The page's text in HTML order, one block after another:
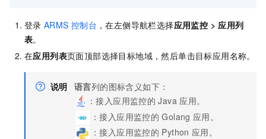
登录 ARMS 控制台 ，在左侧导航栏选择应用监控 >应用列
表。
在应用列表页面顶部选择目标地域，然后单击目标应用名称。
说明 语言列的图标含义如下：
：接入应用监控的 Java 应用。
：接入应用监控的 Golang 应用。
：接入应用监控的 Python 应用。